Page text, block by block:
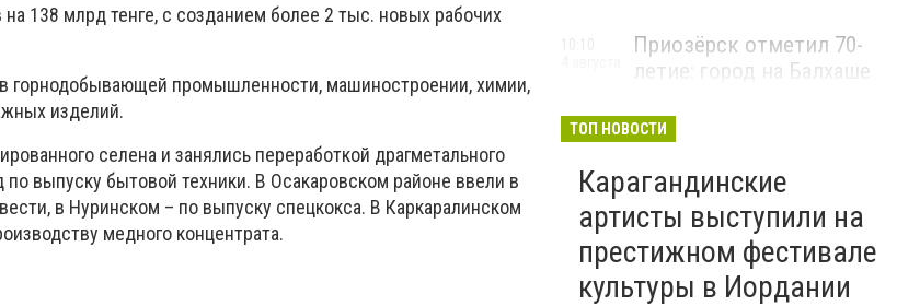
138 млрд тенге, с созданием более 2 тыс. новых рабочих
горнодобывающей промышленности, машиностроении, химии,
изделий.
селена и занялись переработкой драгметального
по выпуску бытовой техники. В Осакаровском районе ввели в
в Нуринском – по выпуску спецкокса. В Каркаралинском
медного концентрата.
Приозёрск отметил 70-
летие: город на Балхаше
развитие
ТОП НОВОСТИ
Карагандинские
артисты выступили на
престижном фестивале
культуры в Иордании